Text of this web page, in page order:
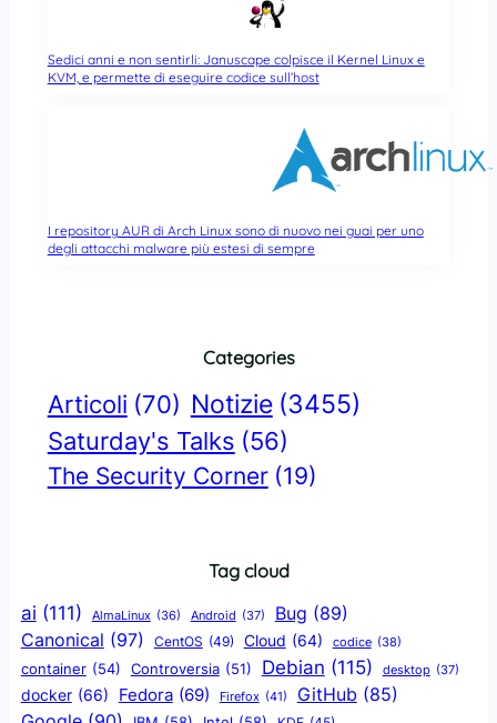
Sedici anni e non sentirli: Januscape colpisce il Kernel Linux e
KVM, e permette di eseguire codice sull’host
I repository AUR di Arch Linux sono di nuovo nei guai per uno
degli attacchi malware più estesi di sempre
Categories
Articoli (70) Notizie (3455)
Saturday's Talks (56)
The Security Corner (19)
Tag cloud
ai (111) AlmaLinux (36) Android (37) Bug (89)
Canonical (97) CentOS (49) Cloud (64) codice (38)
container (54) Controversia (51) Debian (115) desktop (37)
docker (66) Fedora (69) Firefox (41) GitHub (85)